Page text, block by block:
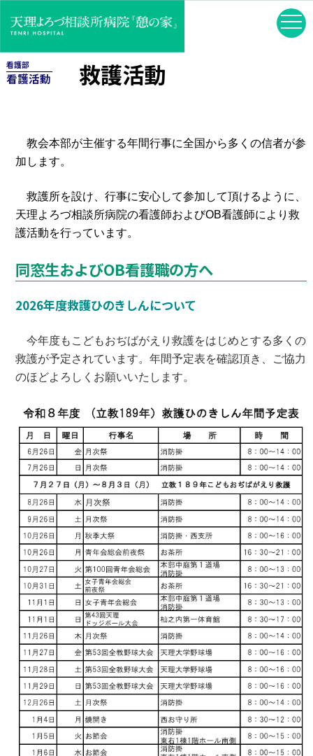
看護部
看護活動 救護活動
教会本部が主催する年間行事に全国から多くの信者が参
加します。
救護所を設け、行事に安心して参加して頂けるように、
天理よろづ相談所病院の看護師およびOB看護師により救
護活動を行っています。
同窓生およびOB看護職の方へ
2026年度救護ひのきしんについて
今年度もこどもおぢばがえり救護をはじめとする多くの
救護が予定されています。年間予定表を確認頂き、ご協力
のほどよろしくお願いいたします。